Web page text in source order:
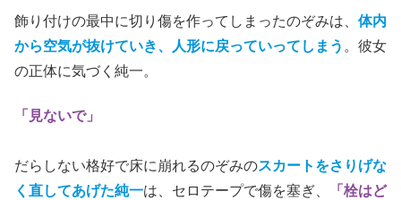
飾り付けの最中に切り傷を作ってしまったのぞみは、 体内
から空気が抜けていき、人形に戻っていってしまう 。彼女
の正体に気づく純一。
「見ないで」
だらしない格好で床に崩れるのぞみのスカートをさりげな
く直してあげた純一は、セロテープで傷を塞ぎ、
「栓はど